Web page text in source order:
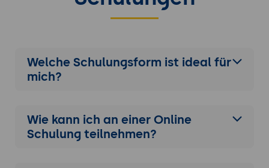
Welche Schulungsform ist ideal für
mich?
Wie kann ich an einer Online
Schulung teilnehmen?